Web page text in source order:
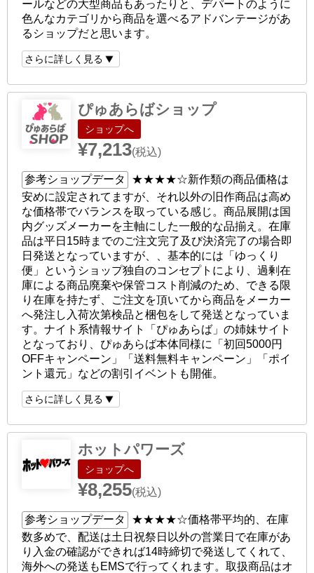
ールなどの大型商品もあったりと、デパートのように
色んなカテゴリから商品を選べるアドバンテージがあ
るショップだと思います。
さらに詳しく見る
ぴゅあらばショップ
ショップへ
¥7,213(税込)
参考ショップデータ ★★★★☆新作類の商品価格は
安めに設定されてますが、それ以外の旧作商品は高め
な価格帯でバランスを取っている感じ。商品展開は国
内グッズメーカーを主軸にした一般的な品揃え。在庫
品は平日15時までのご注文完了及び決済完了の場合即
日発送となっていますが、、基本的には「ゆっくり
便」というショップ独自のコンセプトにより、過剰在
庫による商品廃棄や保管コスト削減のため、できる限
り在庫を持たず、ご注文を頂いてから商品をメーカー
へ発注し入荷次第検品と梱包をして発送となっていま
す。ナイト系情報サイト「ぴゅあらば」の姉妹サイト
となっており、ぴゅあらば本体同様に「初回5000円
OFFキャンペーン」「送料無料キャンペーン」「ポイ
ント還元」などの割引イベントも開催。
さらに詳しく見る
ホットパワーズ
ショップへ
¥8,255(税込)
参考ショップデータ ★★★★☆価格帯平均的、在庫
数多めで、配送は土日祝祭日以外の営業日で在庫があ
り入金の確認ができれば14時締切で発送してくれて、
海外への発送もEMSで行ってくれます。取扱商品はオ